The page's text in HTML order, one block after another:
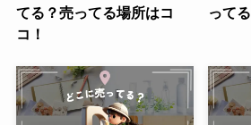
てる？売ってる場所はコ
コ！
って